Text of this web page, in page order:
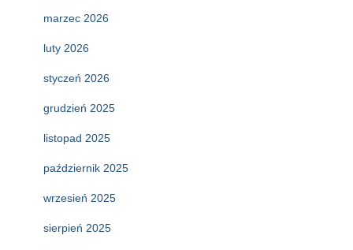
marzec 2026
luty 2026
styczeń 2026
grudzień 2025
listopad 2025
październik 2025
wrzesień 2025
sierpień 2025